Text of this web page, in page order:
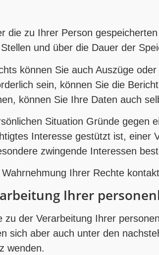
die zu Ihrer Person
und über die Dauer der
können Sie auch Auszüge
sein, können Sie die
können Sie Ihre Daten auch
Situation Gründe gegen
Interesse gestützt ist,
zwingende Interessen
Ihrer Rechte
Ihrer
zu der Verarbeitung Ihrer
sich aber auch unter den
wenden.